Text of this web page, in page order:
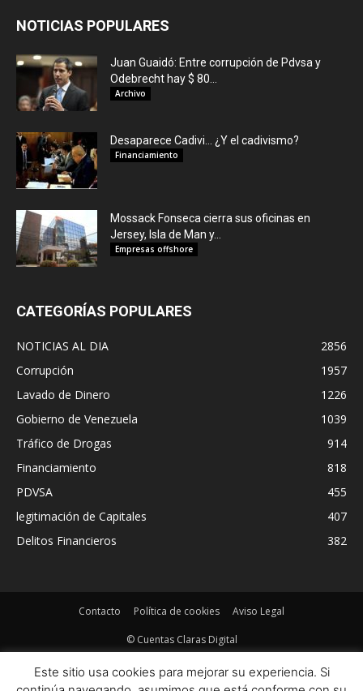
NOTICIAS POPULARES
Juan Guaidó: Entre corrupción de Pdvsa y
Odebrecht hay $ 80...
Archivo
Desaparece Cadivi… ¿Y el cadivismo?
Financiamiento
Mossack Fonseca cierra sus oficinas en
Jersey, Isla de Man y...
Empresas offshore
CATEGORÍAS POPULARES
NOTICIAS AL DIA
2856
Corrupción
1957
Lavado de Dinero
1226
Gobierno de Venezuela
1039
Tráfico de Drogas
914
Financiamiento
818
PDVSA
455
legitimación de Capitales
407
Delitos Financieros
382
Contacto Política de cookies Aviso Legal
© Cuentas Claras Digital
Este sitio usa cookies para mejorar su experiencia. Si